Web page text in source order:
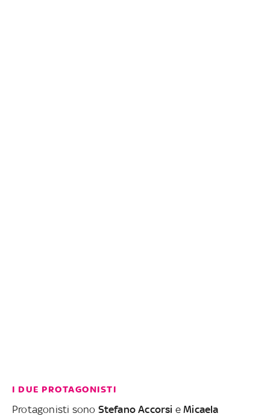
I DUE PROTAGONISTI
Protagonisti sono Stefano Accorsi e Micaela